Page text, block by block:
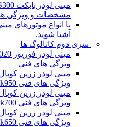
مشخصات و ویژگی
با انواع موتورهای
آشنا شوید.
سری دوم کاتالوگ ها
ویژگی های فنی
ویژگی های فنی zk950
ویژگی های فنی zk700
ویژگی های فنی zk650